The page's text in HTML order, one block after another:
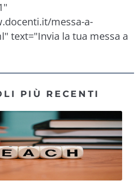
messa-a-
text="Invia la tua messa a
PIÙ RECENTI